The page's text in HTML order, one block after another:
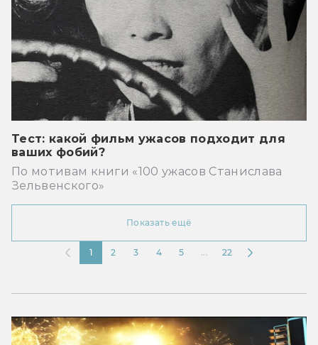
Тест: какой фильм ужасов подходит для
ваших фобий?
По мотивам книги «100 ужасов Станислава
Зельвенского»
Показать ещё
1 2 3 4 5 22
...